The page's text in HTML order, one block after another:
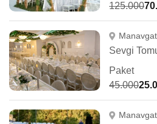
125.000
Manavgat
Paket
45.000
Manavgat